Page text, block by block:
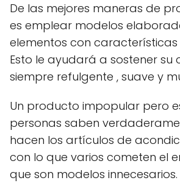
De las mejores maneras de
es emplear modelos
elementos con características
Esto le ayudará a sostener su
siempre refulgente , suave y
Un producto impopular pero
personas saben
hacen los artículos de
con lo que varios cometen el
que son modelos